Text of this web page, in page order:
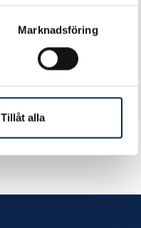
Marknadsföring
Tillåt alla